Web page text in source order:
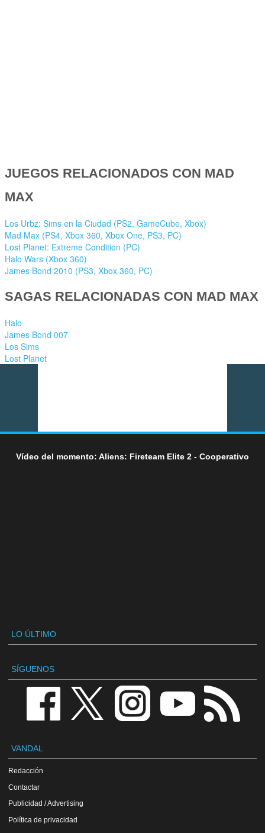
JUEGOS RELACIONADOS CON MAD
MAX
Los Urbz: Sims en la Ciudad (PS2, GameCube, Xbox)
Mad Max (PS4, Xbox 360, Xbox One, PS3, PC)
Lost Planet: Extreme Condition (PC)
Halo Wars (Xbox 360)
James Bond 2010 (PS3, Xbox 360, PC)
SAGAS RELACIONADAS CON MAD MAX
Halo
James Bond 007
Los Sims
Lost Planet
Vídeo del momento: Aliens: Fireteam Elite 2 - Cooperativo
LO ÚLTIMO
SÍGUENOS
VANDAL
Redacción
Contactar
Publicidad / Advertising
Política de privacidad